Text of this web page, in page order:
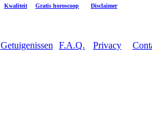
Kwaliteit Gratis horoscoop Disclaimer
Getuigenissen F.A.Q. Privacy